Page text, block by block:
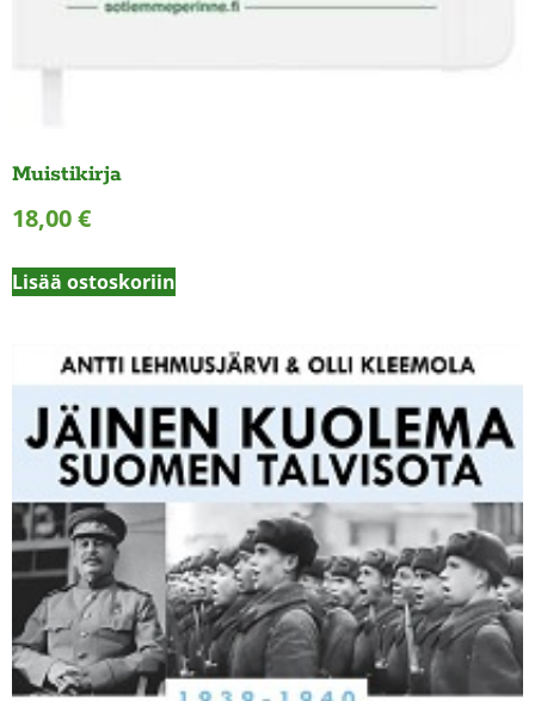
Muistikirja
18,00€
Lisää ostoskoriin